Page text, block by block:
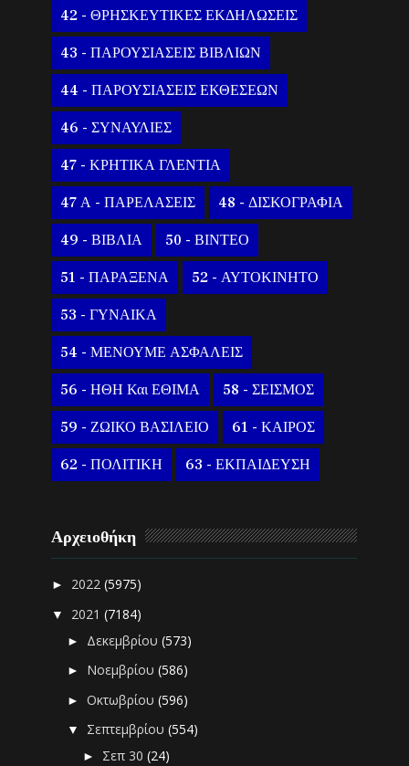
42 - ΘΡΗΣΚΕΥΤΙΚΕΣ ΕΚΔΗΛΩΣΕΙΣ
43 - ΠΑΡΟΥΣΙΑΣΕΙΣ ΒΙΒΛΙΩΝ
44 - ΠΑΡΟΥΣΙΑΣΕΙΣ ΕΚΘΕΣΕΩΝ
46 - ΣΥΝΑΥΛΙΕΣ
47 - ΚΡΗΤΙΚΑ ΓΛΕΝΤΙΑ
47 Α - ΠΑΡΕΛΑΣΕΙΣ 48 - ΔΙΣΚΟΓΡΑΦΙΑ
49 - ΒΙΒΛΙΑ 50 - ΒΙΝΤΕΟ
51 - ΠΑΡΑΞΕΝΑ 52 - ΑΥΤΟΚΙΝΗΤΟ
53 - ΓΥΝΑΙΚΑ
54 - ΜΕΝΟΥΜΕ ΑΣΦΑΛΕΙΣ
56 - ΗΘΗ Και ΕΘΙΜΑ 58 - ΣΕΙΣΜΟΣ
59 - ΖΩΙΚΟ ΒΑΣΙΛΕΙΟ 61 - ΚΑΙΡΟΣ
62 - ΠΟΛΙΤΙΚΗ 63 - ΕΚΠΑΙΔΕΥΣΗ
Αρχειοθήκη
► 2022(5975)
▼ 2021(7184)
► Δεκεμβρίου(573)
► Νοεμβρίου(586)
►Οκτωβρίου(596)
▼ Σεπτεμβρίου(554)
► Σεπ 30(24)